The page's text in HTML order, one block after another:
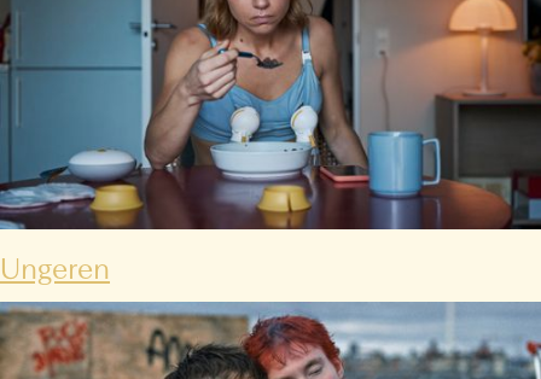
Ungeren